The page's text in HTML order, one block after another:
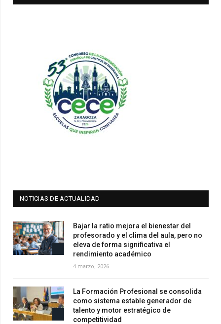
NOTICIAS DE ACTUALIDAD
Bajar la ratio mejora el bienestar del
profesorado y el clima del aula, pero no
eleva de forma significativa el
rendimiento académico
4 marzo, 2026
La Formación Profesional se consolida
como sistema estable generador de
talento y motor estratégico de
competitividad